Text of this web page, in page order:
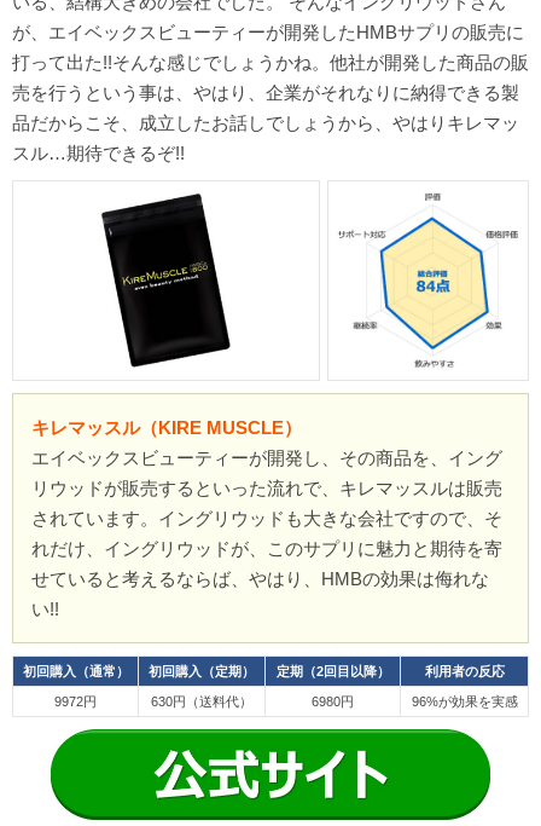
が、エイベックスビューティーが開発したHMBサプリの販売に
打って出た!!そんな感じでしょうかね。他社が開発した商品の販
売を行うという事は、やはり、企業がそれなりに納得できる製
品だからこそ、成立したお話しでしょうから、やはりキレマッ
スル…期待できるぞ!!
キレマッスル（KIRE MUSCLE）
エイベックスビューティーが開発し、その商品を、イング
リウッドが販売するといった流れで、キレマッスルは販売
されています。イングリウッドも大きな会社ですので、そ
れだけ、イングリウッドが、このサプリに魅力と期待を寄
せていると考えるならば、やはり、HMBの効果は侮れな
い!!
初回購入（通常） 初回購入（定期） 定期（2回目以降） 利用者の反応
9972円 630円（送料代） 6980円 96%が効果を実感